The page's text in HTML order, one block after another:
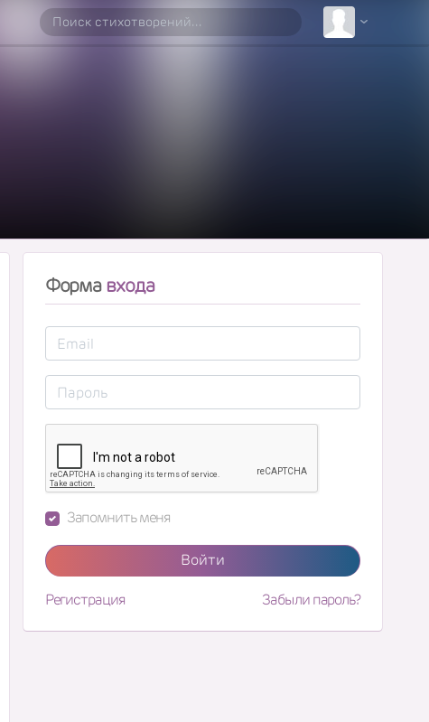
Форма входа
Запомнить меня
Войти
Регистрация Забыли пароль?